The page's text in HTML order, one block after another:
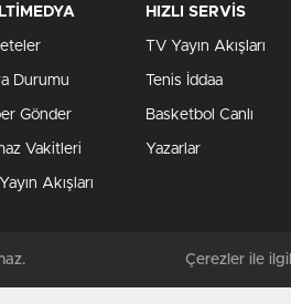
Durumu
Gönder
Vakitleri
Akışları
HIZLI SERVİS
TV Yayın Akışları
Tenis İddaa
Basketbol Canlı
Yazarlar
Çerezler ile